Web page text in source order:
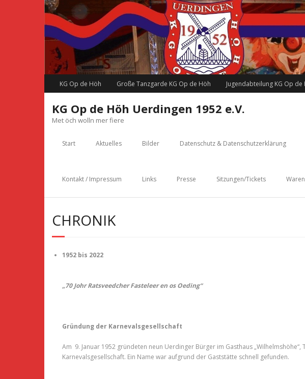
Skip
to
content
KG Op de Höh Große Tanzgarde KG Op de Höh Jugendabteilung KG Op de
KG Op de Höh Uerdingen 1952 e.V.
Met öch wolln mer fiere
Start Aktuelles Bilder Datenschutz & Datenschutzerklärung
Kontakt / Impressum Links Presse Sitzungen/Tickets
CHRONIK
1952 bis 2022
„70 Johr Ratsveedcher Fasteleer en os Oeding“
Gründung der Karnevalsgesellschaft
Am 9. Januar 1952 gründeten neun Uerdinger Bürger im Gasthaus
Karnevalsgesellschaft. Ein Name war aufgrund der Gaststätte schnell gefunden.